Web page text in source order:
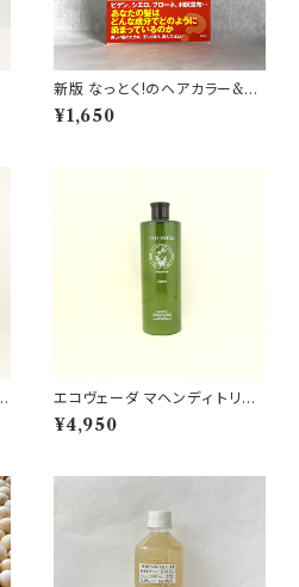
新版 なっとく!のヘアカラー&ヘ
ナ&美容室選び
¥1,650
エコヴェーダ マヘンディ トリー
トメントＨ 500ml（詰替え用）
¥4,950